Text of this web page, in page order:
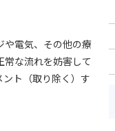
や電気、その他の療
な流れを妨害して
ト（取り除く）す